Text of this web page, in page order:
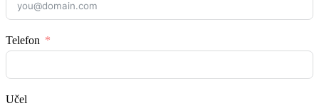
Telefon
Učel